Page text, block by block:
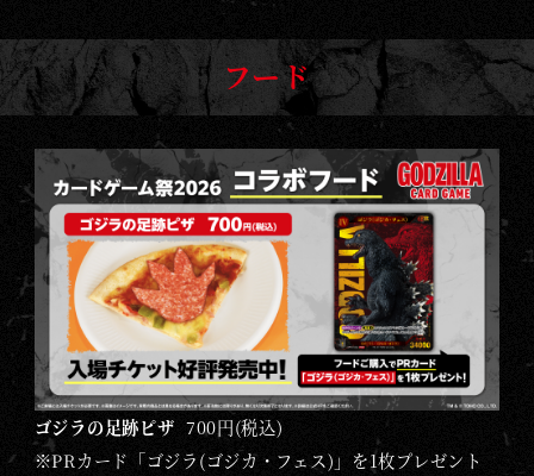
フード
ゴジラの足跡ピザ 700円(税込)
※PRカード「ゴジラ(ゴジカ・フェス)」を1枚プレゼント